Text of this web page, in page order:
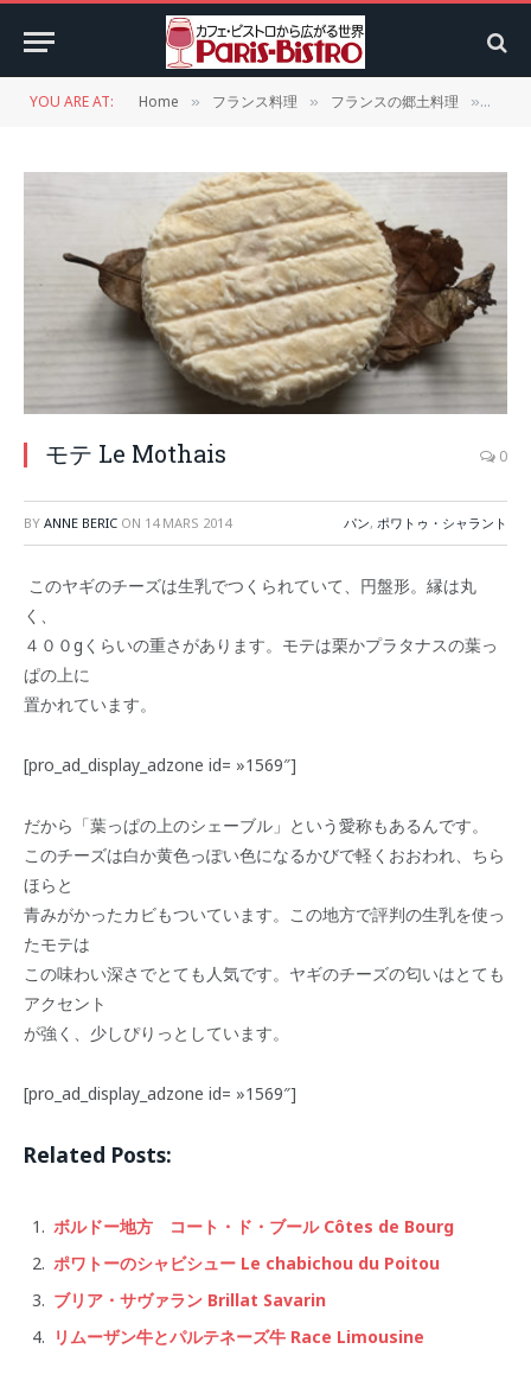
YOU ARE AT: Home » フランス料理 » フランスの郷土料理 »
モテ Le Mothais 0
BY ANNE BERIC ON 14 MARS 2014 パン, ポワトゥ・シャラント
このヤギのチーズは生乳でつくられていて、円盤形。縁は丸
く、
４００gくらいの重さがあります。モテは栗かプラタナスの葉っ
ぱの上に
置かれています。
[pro_ad_display_adzone id= »1569″]
だから「葉っぱの上のシェーブル」という愛称もあるんです。
このチーズは白か黄色っぽい色になるかびで軽くおおわれ、ちら
ほらと
青みがかったカビもついています。この地方で評判の生乳を使っ
たモテは
この味わい深さでとても人気です。ヤギのチーズの匂いはとても
アクセント
が強く、少しぴりっとしています。
[pro_ad_display_adzone id= »1569″]
Related Posts:
ボルドー地方 コート・ド・ブール Côtes de Bourg
ポワトーのシャビシュー Le chabichou du Poitou
ブリア・サヴァラン Brillat Savarin
リムーザン牛とパルテネーズ牛 Race Limousine